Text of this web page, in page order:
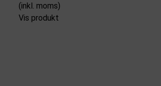
(inkl. moms)
Vis produkt